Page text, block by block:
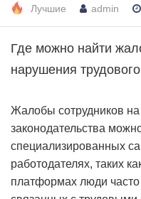
Лучшие admin
Где можно найти
нарушения
Жалобы сотрудников
законодательства
специализированных
работодателях, таких
платформах люди